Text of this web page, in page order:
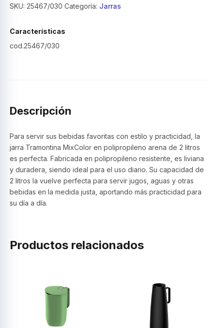
SKU: 25467/030 Categoría: Jarras
Características
cod.25467/030
Descripción
Para servir sus bebidas favoritas con estilo y practicidad, la
jarra Tramontina MixColor en polipropileno arena de 2 litros
es perfecta. Fabricada en polipropileno resistente, es liviana
y duradera, siendo ideal para el uso diario. Su capacidad de
2 litros la vuelve perfecta para servir jugos, aguas y otras
bebidas en la medida justa, aportando más practicidad para
su día a día.
Productos relacionados